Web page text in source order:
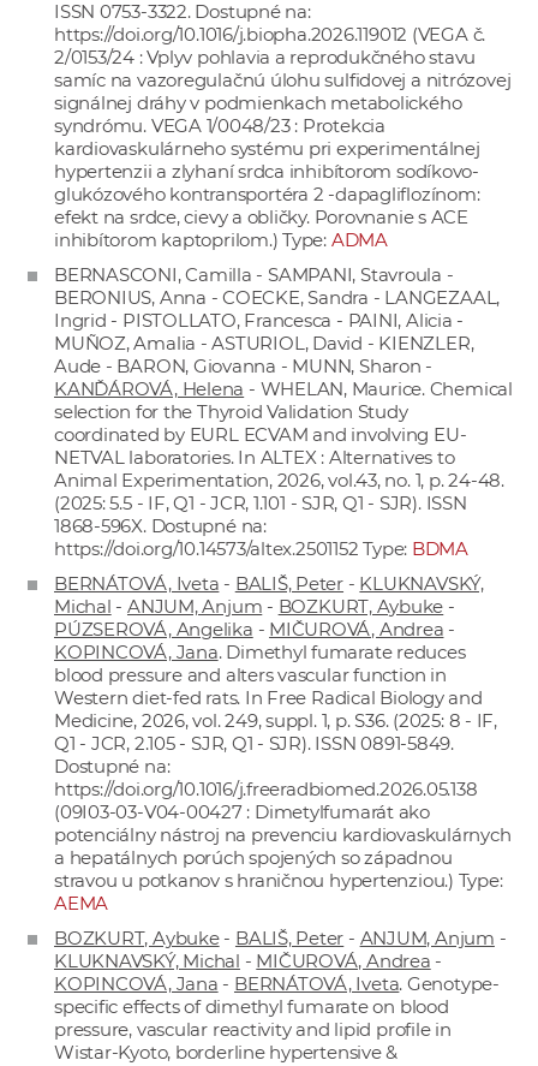
ISSN 0753-3322. Dostupné na:
https://doi.org/10.1016/j.biopha.2026.119012 (VEGA č.
2/0153/24 : Vplyv pohlavia a reprodukčného stavu
samíc na vazoregulačnú úlohu sulfidovej a nitrózovej
signálnej dráhy v podmienkach metabolického
syndrómu. VEGA 1/0048/23 : Protekcia
kardiovaskulárneho systému pri experimentálnej
hypertenzii a zlyhaní srdca inhibítorom sodíkovo-
glukózového kontransportéra 2 -dapagliflozínom:
efekt na srdce, cievy a obličky. Porovnanie s ACE
inhibítorom kaptoprilom.) Type: ADMA
BERNASCONI, Camilla - SAMPANI, Stavroula -
BERONIUS, Anna - COECKE, Sandra - LANGEZAAL,
Ingrid - PISTOLLATO, Francesca - PAINI, Alicia -
MUÑOZ, Amalia - ASTURIOL, David - KIENZLER,
Aude - BARON, Giovanna - MUNN, Sharon -
KANĎÁROVÁ, Helena - WHELAN, Maurice. Chemical
selection for the Thyroid Validation Study
coordinated by EURL ECVAM and involving EU-
NETVAL laboratories. In ALTEX : Alternatives to
Animal Experimentation, 2026, vol.43, no. 1, p. 24-48.
(2025: 5.5 - IF, Q1 - JCR, 1.101 - SJR, Q1 - SJR). ISSN
1868-596X. Dostupné na:
https://doi.org/10.14573/altex.2501152 Type: BDMA
BERNÁTOVÁ, Iveta - BALIŠ, Peter - KLUKNAVSKÝ,
Michal - ANJUM, Anjum - BOZKURT, Aybuke -
PÚZSEROVÁ, Angelika - MIČUROVÁ, Andrea -
KOPINCOVÁ, Jana. Dimethyl fumarate reduces
blood pressure and alters vascular function in
Western diet-fed rats. In Free Radical Biology and
Medicine, 2026, vol. 249, suppl. 1, p. S36. (2025: 8 - IF,
Q1 - JCR, 2.105 - SJR, Q1 - SJR). ISSN 0891-5849.
Dostupné na:
https://doi.org/10.1016/j.freeradbiomed.2026.05.138
(09I03-03-V04-00427 : Dimetylfumarát ako
potenciálny nástroj na prevenciu kardiovaskulárnych
a hepatálnych porúch spojených so západnou
stravou u potkanov s hraničnou hypertenziou.) Type:
AEMA
BOZKURT, Aybuke- BALIŠ, Peter - ANJUM, Anjum -
KLUKNAVSKÝ, Michal - MIČUROVÁ, Andrea -
KOPINCOVÁ, Jana - BERNÁTOVÁ, Iveta. Genotype-
specific effects of dimethyl fumarate on blood
pressure, vascular reactivity and lipid profile in
Wistar-Kyoto, borderline hypertensive &